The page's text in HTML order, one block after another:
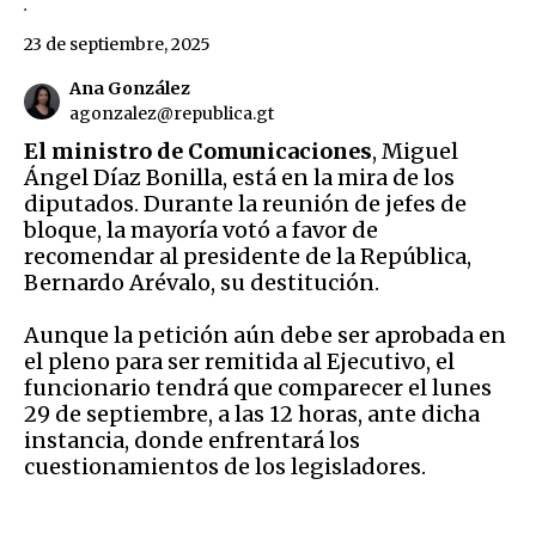
.
Ana González
agonzalez@republica.gt
23 de septiembre, 2025
El ministro de Comunicaciones, Miguel
Ángel Díaz Bonilla, está en la mira de los
diputados. Durante la reunión de jefes de
bloque, la mayoría votó a favor de
recomendar al presidente de la República,
Bernardo Arévalo, su destitución.
Aunque la petición aún debe ser aprobada en
el pleno para ser remitida al Ejecutivo, el
funcionario tendrá que comparecer el lunes
29 de septiembre, a las 12 horas, ante dicha
instancia, donde enfrentará los
cuestionamientos de los legisladores.